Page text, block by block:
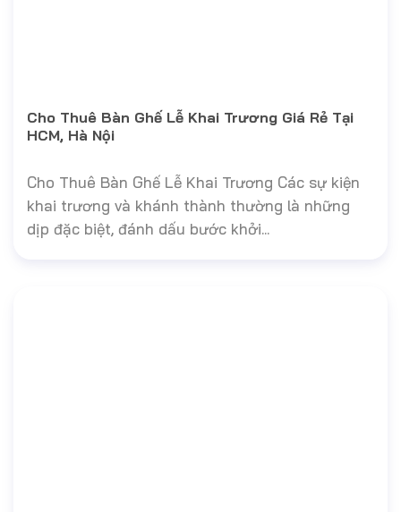
Cho Thuê Bàn Ghế Lễ Khai Trương Giá Rẻ Tại
HCM, Hà Nội
Cho Thuê Bàn Ghế Lễ Khai Trương Các sự kiện
khai trương và khánh thành thường là những
dịp đặc biệt, đánh dấu bước khởi...